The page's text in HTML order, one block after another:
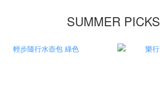
SUMMER PICKS